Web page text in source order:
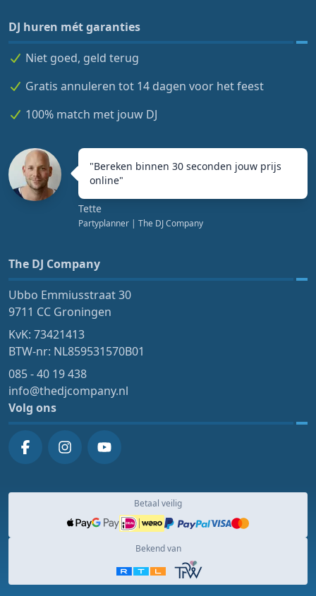
DJ huren mét garanties
Niet goed, geld terug
Gratis annuleren tot 14 dagen voor het feest
100% match met jouw DJ
"Bereken binnen 30 seconden jouw prijs
online"
Tette
Partyplanner | The DJ Company
The DJ Company
Ubbo Emmiusstraat 30
9711 CC Groningen
KvK: 73421413
BTW-nr: NL859531570B01
085 - 40 19 438
info@thedjcompany.nl
Volg ons
Betaal veilig
Bekend van